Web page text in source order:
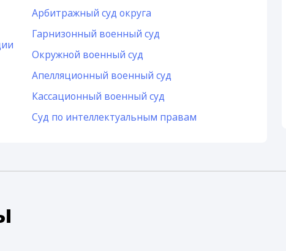
Арбитражный суд округа
Гарнизонный военный суд
Окружной военный суд
Апелляционный военный суд
Кассационный военный суд
Суд по интеллектуальным правам